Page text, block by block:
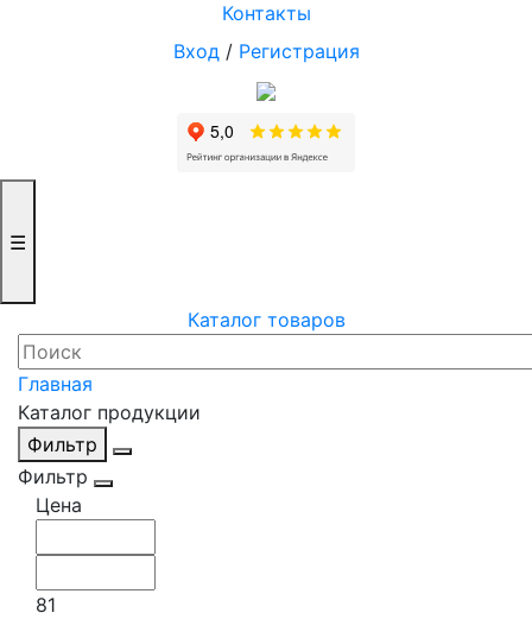
Контакты
Вход/ Регистрация
☰
Каталог товаров
Главная
Каталог продукции
Фильтр
Фильтр
Цена
81